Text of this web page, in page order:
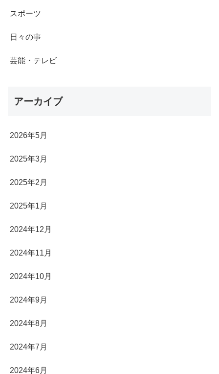
スポーツ
日々の事
芸能・テレビ
アーカイブ
2026年5月
2025年3月
2025年2月
2025年1月
2024年12月
2024年11月
2024年10月
2024年9月
2024年8月
2024年7月
2024年6月